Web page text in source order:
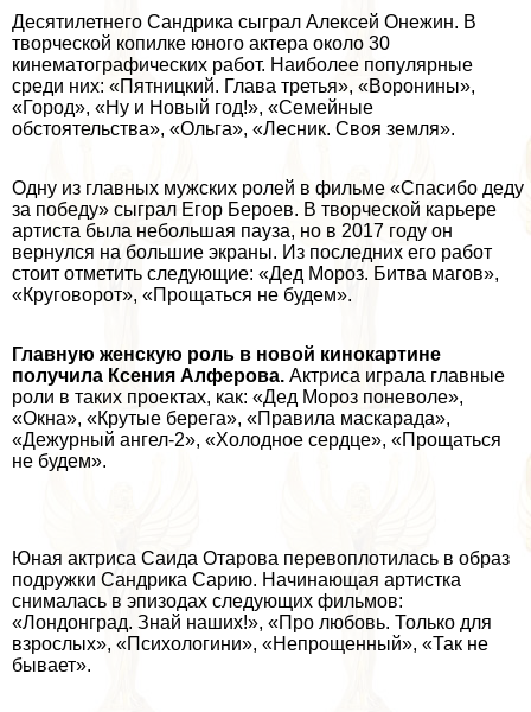
Десятилетнего Сандрика сыграл Алексей Онежин. В
творческой копилке юного актера около 30
кинематографических работ. Наиболее популярные
среди них: «Пятницкий. Глава третья», «Воронины»,
«Город», «Ну и Новый год!», «Семейные
обстоятельства», «Ольга», «Лесник. Своя земля».
Одну из главных мужских ролей в фильме «Спасибо деду
за победу» сыграл Егор Бероев. В творческой карьере
артиста была небольшая пауза, но в 2017 году он
вернулся на большие экраны. Из последних его работ
стоит отметить следующие: «Дед Мороз. Битва магов»,
«Круговорот», «Прощаться не будем».
Главную женскую роль в новой кинокартине
получила Ксения Алферова. Актриса играла главные
роли в таких проектах, как: «Дед Мороз поневоле»,
«Окна», «Крутые берега», «Правила маскарада»,
«Дежурный ангел-2», «Холодное сердце», «Прощаться
не будем».
Юная актриса Саида Отарова перевоплотилась в образ
подружки Сандрика Сарию. Начинающая артистка
снималась в эпизодах следующих фильмов:
«Лондонград. Знай наших!», «Про любовь. Только для
взрослых», «Психологини», «Непрощенный», «Так не
бывает».